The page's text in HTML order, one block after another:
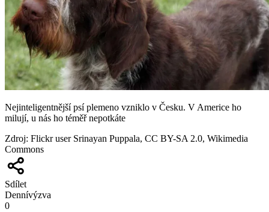
Nejinteligentnější psí plemeno vzniklo v Česku. V Americe ho
milují, u nás ho téměř nepotkáte
Zdroj: Flickr user Srinayan Puppala, CC BY-SA 2.0, Wikimedia
Commons
Sdílet
Dennívýzva
0